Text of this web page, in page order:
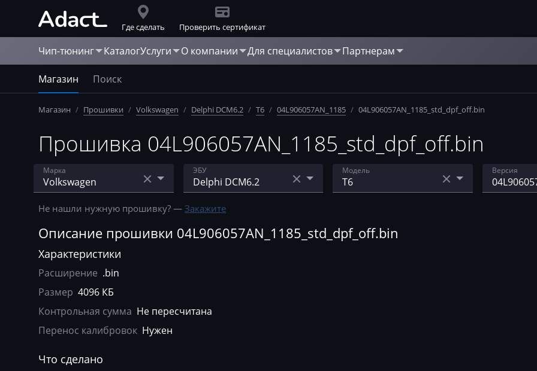
Где сделать Проверить сертификат
Чип-тюнинг КаталогУслуги О компании Для специалистов Партнерам
Магазин Поиск
Магазин / Прошивки / Volkswagen / Delphi DCM6.2 / T6 / 04L906057AN_1185 / 04L906057AN_1185_std_dpf_off.bin
Прошивка 04L906057AN_1185_std_dpf_off.bin
Марка
Acura
AebiSchmidt
Agco
Agrifac
Albach
Alfa Romeo
Arbos
Artec
ЭБУ
Bosch EDC MSA 15.5-7.29
Bosch EDC15
Bosch EDC16U1
Модель
Crafter
Версия
Не нашли нужную прошивку? — Закажите
Описание прошивки 04L906057AN_1185_std_dpf_off.bin
Характеристики
Расширение .bin
Размер 4096 КБ
Контрольная сумма Не пересчитана
Перенос калибровок Нужен
Что сделано